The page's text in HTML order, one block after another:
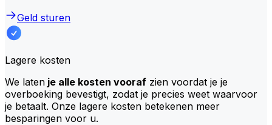
Geld sturen
Lagere kosten
We laten je alle kosten vooraf zien voordat je je
overboeking bevestigt, zodat je precies weet waarvoor
je betaalt. Onze lagere kosten betekenen meer
besparingen voor u.